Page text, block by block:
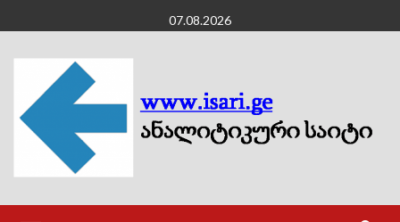
to
content
07.08.2026